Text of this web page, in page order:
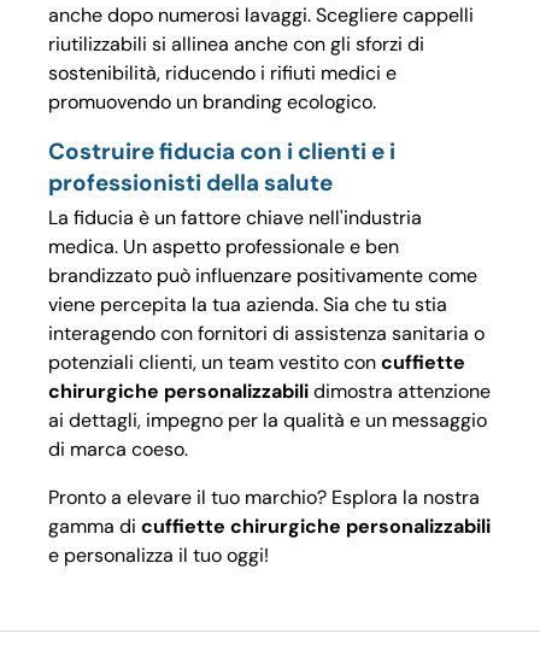
anche dopo numerosi lavaggi. Scegliere cappelli
riutilizzabili si allinea anche con gli sforzi di
sostenibilità, riducendo i rifiuti medici e
promuovendo un branding ecologico.
Costruire fiducia con i clienti e i
professionisti della salute
La fiducia è un fattore chiave nell'industria
medica. Un aspetto professionale e ben
brandizzato può influenzare positivamente come
viene percepita la tua azienda. Sia che tu stia
interagendo con fornitori di assistenza sanitaria o
potenziali clienti, un team vestito concuffiette
chirurgiche personalizzabilidimostra attenzione
ai dettagli, impegno per la qualità e un messaggio
di marca coeso.
Pronto a elevare il tuo marchio? Esplora la nostra
gamma di cuffiette chirurgiche personalizzabili
e personalizza il tuo oggi!